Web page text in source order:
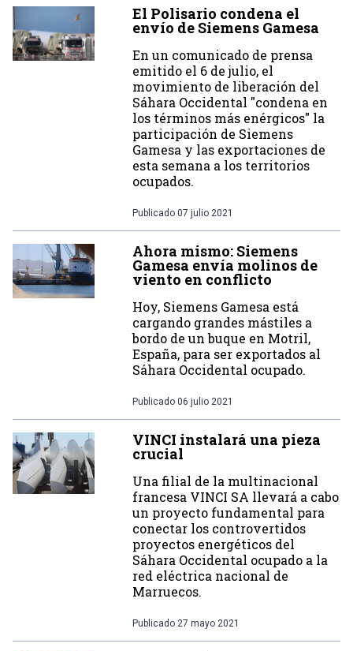
El Polisario condena el
envío de Siemens Gamesa
En un comunicado de prensa
emitido el 6 de julio, el
movimiento de liberación del
Sáhara Occidental "condena en
los términos más enérgicos" la
participación de Siemens
Gamesa y las exportaciones de
esta semana a los territorios
ocupados.
Publicado 07 julio 2021
Ahora mismo: Siemens
Gamesa envía molinos de
viento en conflicto
Hoy, Siemens Gamesa está
cargando grandes mástiles a
bordo de un buque en Motril,
España, para ser exportados al
Sáhara Occidental ocupado.
Publicado 06 julio 2021
VINCI instalará una pieza
crucial
Una filial de la multinacional
francesa VINCI SA llevará a cabo
un proyecto fundamental para
conectar los controvertidos
proyectos energéticos del
Sáhara Occidental ocupado a la
red eléctrica nacional de
Marruecos.
Publicado 27 mayo 2021